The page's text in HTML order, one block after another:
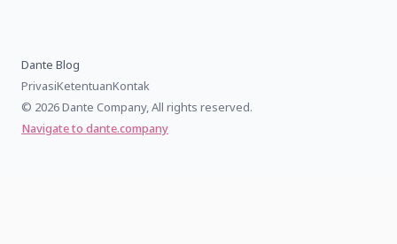
Dante Blog
PrivasiKetentuanKontak
© 2026 Dante Company, All rights reserved.
Navigate to dante.company